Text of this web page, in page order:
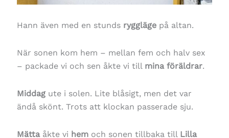
Hann även med en stunds rygglägepå altan.
När sonen kom hem – mellan fem och halv sex
– packade vi och sen åkte vi till mina föräldrar.
Middagute i solen. Lite blåsigt, men det var
ändå skönt. Trots att klockan passerade sju.
Mättaåkte vi hemoch sonen tillbaka till Lilla